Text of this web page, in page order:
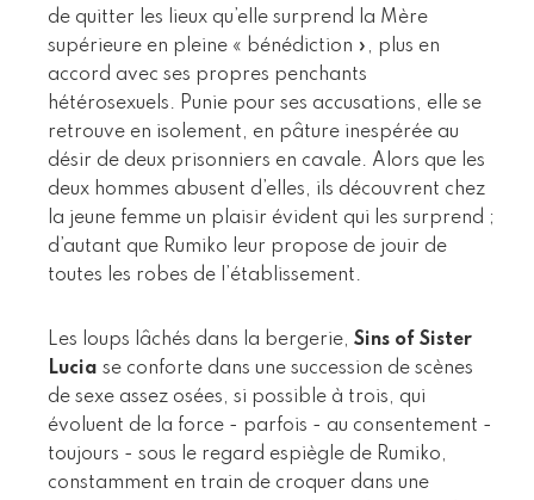
de quitter les lieux qu’elle surprend la Mère
supérieure en pleine « bénédiction », plus en
accord avec ses propres penchants
hétérosexuels. Punie pour ses accusations, elle se
retrouve en isolement, en pâture inespérée au
désir de deux prisonniers en cavale. Alors que les
deux hommes abusent d’elles, ils découvrent chez
la jeune femme un plaisir évident qui les surprend ;
d’autant que Rumiko leur propose de jouir de
toutes les robes de l’établissement.
Les loups lâchés dans la bergerie, Sins of Sister
Lucia se conforte dans une succession de scènes
de sexe assez osées, si possible à trois, qui
évoluent de la force - parfois - au consentement -
toujours - sous le regard espiègle de Rumiko,
constamment en train de croquer dans une